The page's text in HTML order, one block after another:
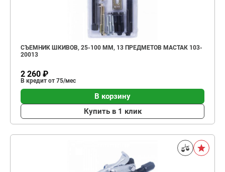
СЪЕМНИК ШКИВОВ, 25-100 ММ, 13 ПРЕДМЕТОВ МАСТАК 103-
20013
2 260 ₽
В кредит от 75/мес
В корзину
Купить в 1 клик